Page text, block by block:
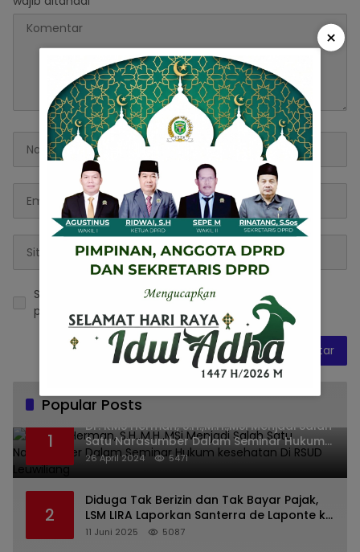
Simpan nama, email, dan situs web saya pada
peramban ini untuk komentar saya berikutnya.
Popular Posts
1
Dr. KMS Herman, S.H.,M.H.,MSi Menjadi Salah
Satu Narasumber Dalam Seminar Hukum
kesehatan Di RSUD Leuwiliang
26 April 2024 5471
2
Diduga Tak Berizin dan Tak Bayar Pajak,
LSM LIRA Laporkan Santerra de Laponte ke
Kejaksaan Kota Batu
11 Juni 2025 5087
×